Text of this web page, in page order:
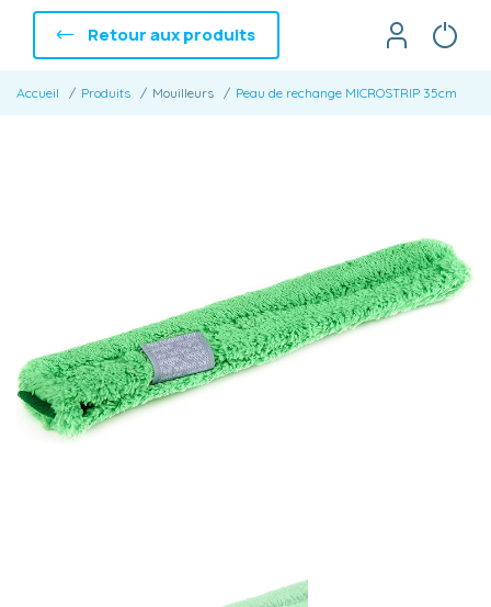
Retour aux produits
Accueil Produits Mouilleurs Peau de rechange MICROSTRIP 35cm